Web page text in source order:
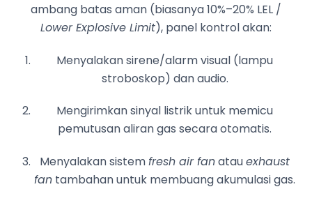
ambang batas aman (biasanya 10%–20% LEL /
Lower Explosive Limit), panel kontrol akan:
Menyalakan sirene/alarm visual (lampu
stroboskop) dan audio.
Mengirimkan sinyal listrik untuk memicu
pemutusan aliran gas secara otomatis.
Menyalakan sistemfresh air fanatauexhaust
fan tambahan untuk membuang akumulasi gas.